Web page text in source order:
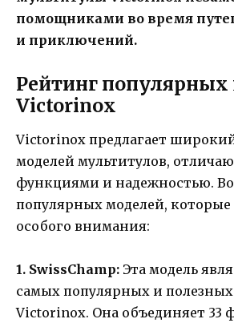
помощниками во время
и приключений.
Рейтинг популярных
Victorinox
Victorinox предлагает
моделей мультитулов,
функциями и надежностью.
популярных моделей,
особого внимания:
1. SwissChamp: Эта модель
самых популярных и
Victorinox. Она объединяет 33